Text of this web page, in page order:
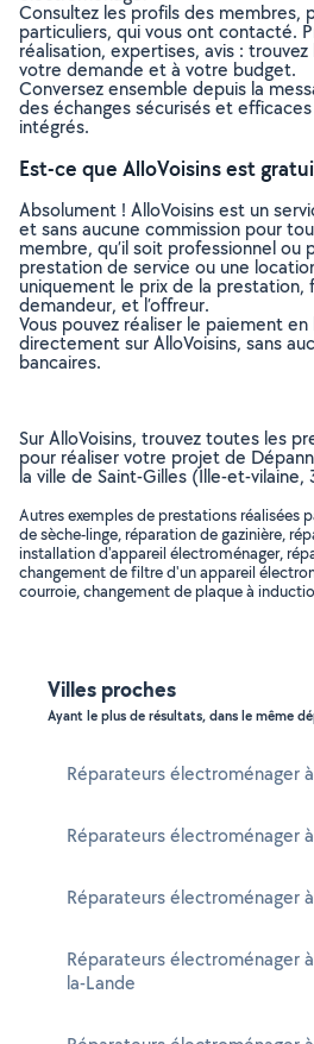
Consultez les profils des membres,
particuliers, qui vous ont contacté.
réalisation, expertises, avis :
votre demande et à votre budget.
Conversez ensemble depuis la
des échanges sécurisés et
intégrés.
Est-ce que AlloVoisins est
Absolument ! AlloVoisins est un
et sans aucune commission pour
membre, qu’il soit professionnel ou
prestation de service ou une
uniquement le prix de la prestation,
demandeur, et l’offreur.
Vous pouvez réaliser le paiement
directement sur AlloVoisins, sans
bancaires.
Sur AlloVoisins, trouvez toutes les
pour réaliser votre projet de
la ville de Saint-Gilles (Ille-et-vilaine,
Autres exemples de prestations réalisées
de sèche-linge, réparation de gazinière,
installation d'appareil électroménager,
changement de filtre d'un appareil
courroie, changement de plaque à
Villes proches
Ayant le plus de résultats, dans le même
Réparateurs électroménager
Réparateurs électroménager
Réparateurs électroménager
Réparateurs électroménager
la-Lande